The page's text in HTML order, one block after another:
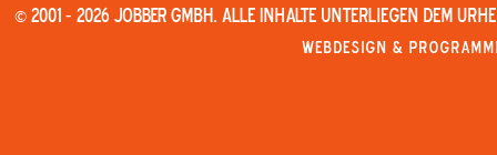
© 2001 - 2026 JOBBER GmbH. Alle Inhalte unterliegen dem
Webdesign &